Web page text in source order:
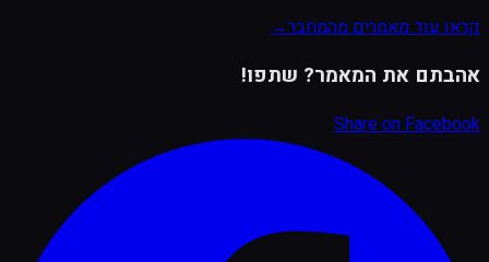
קראו עוד מאמרים מהמחבר→
אהבתם את המאמר? שתפו!
Share onFacebook